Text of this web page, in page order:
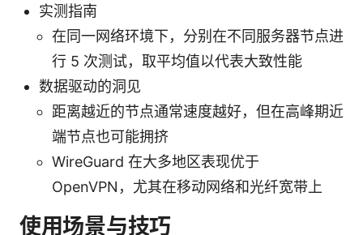
实测指南
在同一网络环境下，分别在不同服务器节点进
行 5 次测试，取平均值以代表大致性能
数据驱动的洞见
距离越近的节点通常速度越好，但在高峰期近
端节点也可能拥挤
WireGuard 在大多地区表现优于
OpenVPN，尤其在移动网络和光纤宽带上
使用场景与技巧